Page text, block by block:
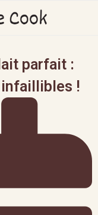
parfait :
!